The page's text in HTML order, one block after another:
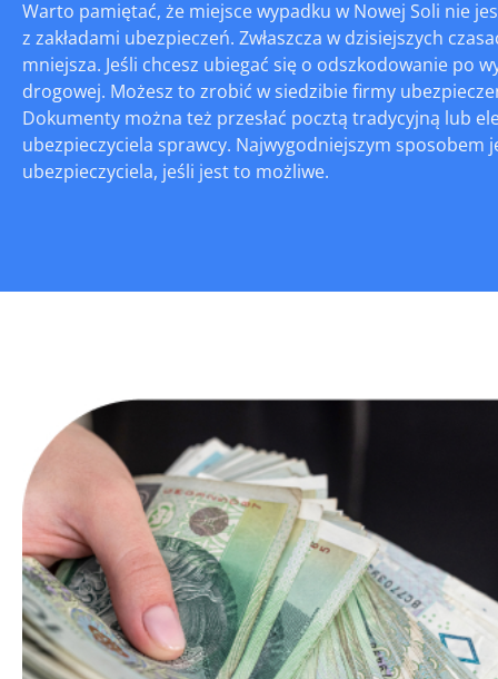
Warto pamiętać, że miejsce wypadku w Nowej Soli nie
z zakładami ubezpieczeń. Zwłaszcza w dzisiejszych
mniejsza. Jeśli chcesz ubiegać się o odszkodowanie po
drogowej. Możesz to zrobić w siedzibie firmy
Dokumenty można też przesłać pocztą tradycyjną lub
ubezpieczyciela sprawcy. Najwygodniejszym
ubezpieczyciela, jeśli jest to możliwe.